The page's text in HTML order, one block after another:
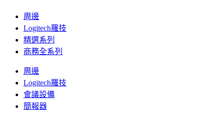
周邊
Logitech羅技
精選系列
商務全系列
周邊
Logitech羅技
會議設備
簡報器